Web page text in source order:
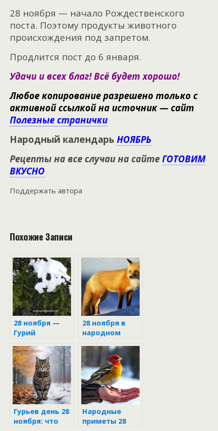
28 ноября — начало Рождественского
поста. Поэтому продукты животного
происхождения под запретом.
Продлится пост до 6 января.
Удачи и всех благ! Всё будет хорошо!
Любое копирование разрешено только с
активной ссылкой на источник — сайт
Полезные странички
Народный календарь НОЯБРЬ
Рецепты на все случаи на сайте ГОТОВИМ
ВКУСНО
Поддержать автора
Похожие Записи
28 ноября —
Гурий
28 ноября в
народном
Гурьев день 28
ноября: что
Народные
приметы 28